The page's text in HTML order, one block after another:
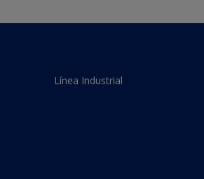
Línea Industrial